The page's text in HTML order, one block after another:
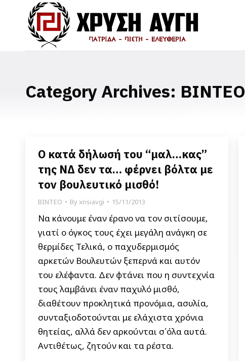
Category Archives: ΒΙΝΤΕΟ
Ο κατά δήλωσή του “μαλ…κας”
της ΝΔ δεν τα… φέρνει βόλτα με
τον βουλευτικό μισθό!
ΒΙΝΤΕΟ Byxrisiavgi 15/11/2013
Να κάνουμε έναν έρανο να τον σιτίσουμε,
γιατί ο όγκος τους έχει μεγάλη ανάγκη σε
θερμίδες Τελικά, ο παχυδερμισμός
αρκετών Βουλευτών ξεπερνά και αυτόν
του ελέφαντα. Δεν φτάνει που η συντεχνία
τους λαμβάνει έναν παχυλό μισθό,
διαθέτουν προκλητικά προνόμια, ασυλία,
συνταξιοδοτούνται με ελάχιστα χρόνια
θητείας, αλλά δεν αρκούνται σ΄όλα αυτά.
Αντιθέτως, ζητούν και τα ρέστα.